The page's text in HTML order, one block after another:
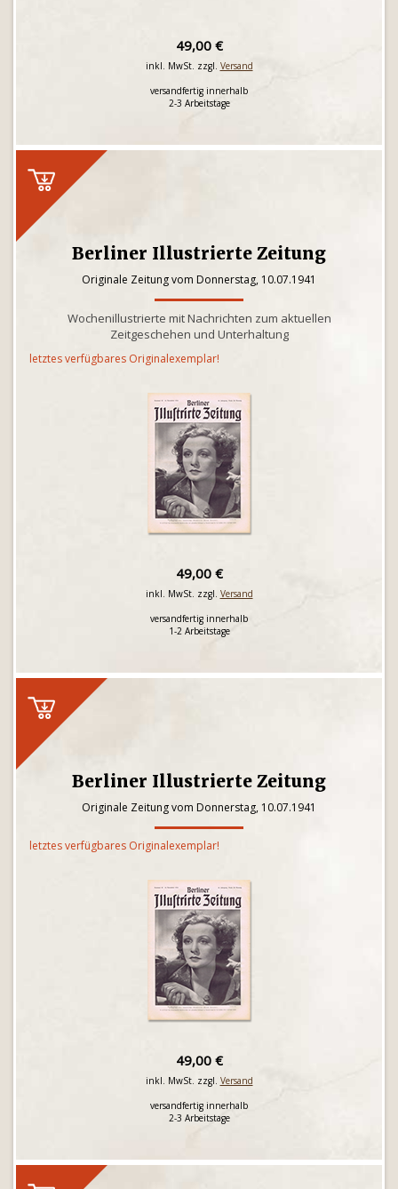
49,00 €
inkl. MwSt. zzgl. Versand
versandfertig innerhalb
2-3 Arbeitstage
Berliner Illustrierte Zeitung
Originale Zeitung vom Donnerstag, 10.07.1941
Wochenillustrierte mit Nachrichten zum aktuellen
Zeitgeschehen und Unterhaltung
letztes verfügbares Originalexemplar!
49,00 €
inkl. MwSt. zzgl. Versand
versandfertig innerhalb
1-2 Arbeitstage
Berliner Illustrierte Zeitung
Originale Zeitung vom Donnerstag, 10.07.1941
letztes verfügbares Originalexemplar!
49,00 €
inkl. MwSt. zzgl. Versand
versandfertig innerhalb
2-3 Arbeitstage